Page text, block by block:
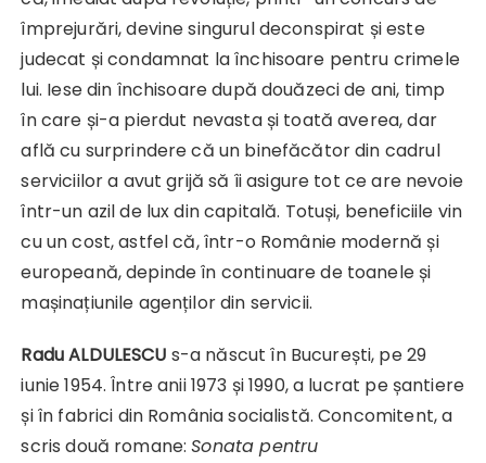
împrejurări, devine singurul deconspirat și este
judecat și condamnat la închisoare pentru crimele
lui. Iese din închisoare după douăzeci de ani, timp
în care și-a pierdut nevasta și toată averea, dar
află cu surprindere că un binefăcător din cadrul
serviciilor a avut grijă să îi asigure tot ce are nevoie
într-un azil de lux din capitală. Totuși, beneficiile vin
cu un cost, astfel că, într-o Românie modernă și
europeană, depinde în continuare de toanele și
mașinațiunile agenților din servicii.
Radu ALDULESCU s-a născut în București, pe 29
iunie 1954. Între anii 1973 și 1990, a lucrat pe șantiere
și în fabrici din România socialistă. Concomitent, a
scris două romane:Sonata pentru